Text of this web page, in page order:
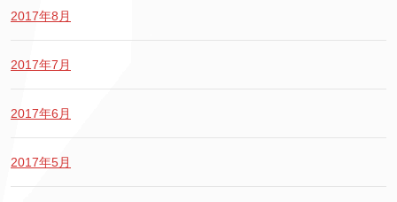
2017年8月
2017年7月
2017年6月
2017年5月